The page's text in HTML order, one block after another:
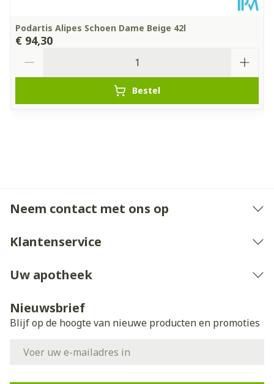
Podartis Alipes Schoen Dame Beige 42l
€ 94,30
Bestel
Neem contact met ons op
Klantenservice
Uw apotheek
Nieuwsbrief
Blijf op de hoogte van nieuwe producten en promoties